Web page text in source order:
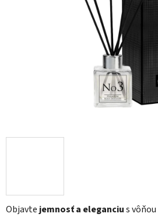
Objavte jemnosť a elegancius vôňou